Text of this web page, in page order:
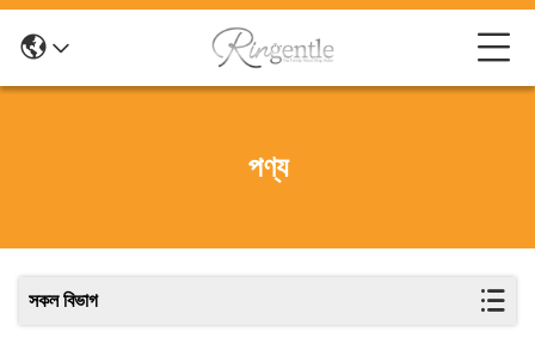
পণ্য
সকল বিভাগ